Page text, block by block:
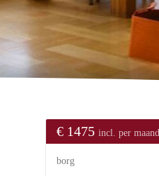
€ 1475 incl. per maand
borg